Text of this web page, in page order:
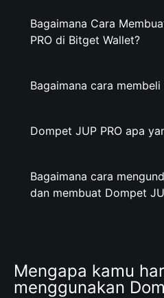
Bagaimana Cara
PRO di Bitget Wallet?
Bagaimana cara membeli
Dompet JUP PRO apa
Bagaimana cara
dan membuat Dompet
Mengapa kamu
menggunakan